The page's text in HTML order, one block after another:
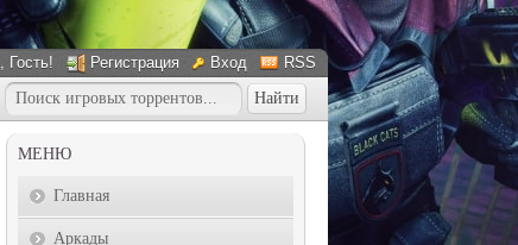
, Гость! Регистрация Вход RSS
МЕНЮ
Главная
Аркады